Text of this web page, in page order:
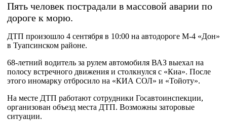
Пять человек пострадали в массовой аварии по
дороге к морю.
ДТП произошло 4 сентября в 10:00 на автодороге М-4 «Дон»
в Туапсинском районе.
68-летний водитель за рулем автомобиля ВАЗ выехал на
полосу встречного движения и столкнулся с «Киа». После
этого иномарку отбросило на «КИА СОЛ» и «Тойоту».
На месте ДТП работают сотрудники Госавтоинспекции,
организован объезд места ДТП. Возможны заторовые
ситуации.